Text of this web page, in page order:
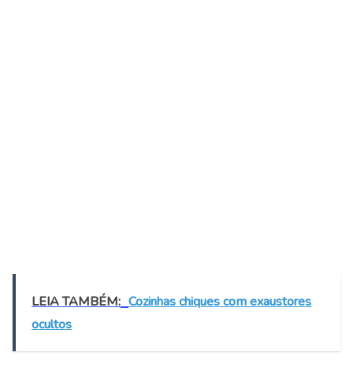
LEIA TAMBÉM: Cozinhas chiques com exaustores
ocultos